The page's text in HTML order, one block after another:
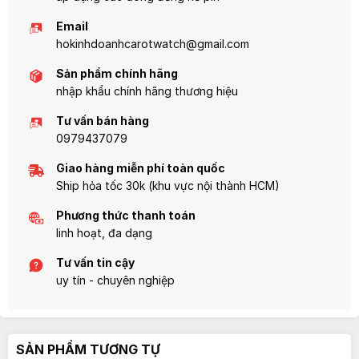
Email
hokinhdoanhcarotwatch@gmail.com
Sản phẩm chính hãng
nhập khẩu chính hãng thương hiệu
Tư vấn bán hàng
0979437079
Giao hàng miễn phí toàn quốc
Ship hỏa tốc 30k (khu vực nội thành HCM)
Phương thức thanh toán
linh hoạt, đa dạng
Tư vấn tin cậy
uy tín - chuyên nghiệp
SẢN PHẨM TƯƠNG TỰ